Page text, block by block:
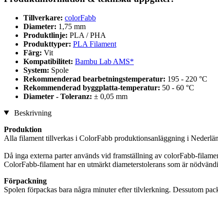
Tillverkare: colorFabb
Diameter: 1,75 mm
Produktlinje: PLA / PHA
Produkttyper: PLA Filament
Färg: Vit
Kompatibilitet: Bambu Lab AMS*
System: Spole
Rekommenderad bearbetningstemperatur: 195 - 220 °C
Rekommenderad byggplatta-temperatur: 50 - 60 °C
Diameter - Toleranz: ± 0,05 mm
Beskrivning
Produktion
Alla filament tillverkas i ColorFabb produktionsanläggning i
Då inga externa parter används vid framställning av colorFabb-
ColorFabb-filament har en utmärkt diameterstolerans som är
Förpackning
Spolen förpackas bara några minuter efter tilvlerkning. Dessutom